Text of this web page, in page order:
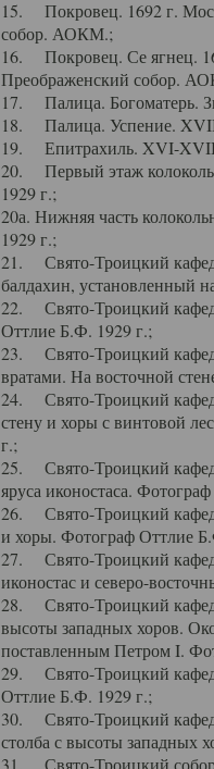
15. Покровец. 1692 г.
собор. АОКМ.;
16. Покровец. Се ягнец.
Преображенский собор.
17. Палица. Богоматерь.
18. Палица. Успение. XVII
19. Епитрахиль. XVI-
20. Первый этаж
1929 г.;
20а. Нижняя часть
1929 г.;
21. Свято-Троицкий
балдахин, установленный
22. Свято-Троицкий
Оттлие Б.Ф. 1929 г.;
23. Свято-Троицкий
вратами. На восточной
24. Свято-Троицкий
стену и хоры с винтовой
г.;
25. Свято-Троицкий
яруса иконостаса.
26. Свято-Троицкий
и хоры. Фотограф Оттлие
27. Свято-Троицкий
иконостас и северо-
28. Свято-Троицкий
высоты западных хоров.
поставленным Петром I.
29. Свято-Троицкий
Оттлие Б.Ф. 1929 г.;
30. Свято-Троицкий
столба с высоты западных
31. Свято-Троицкий собор.